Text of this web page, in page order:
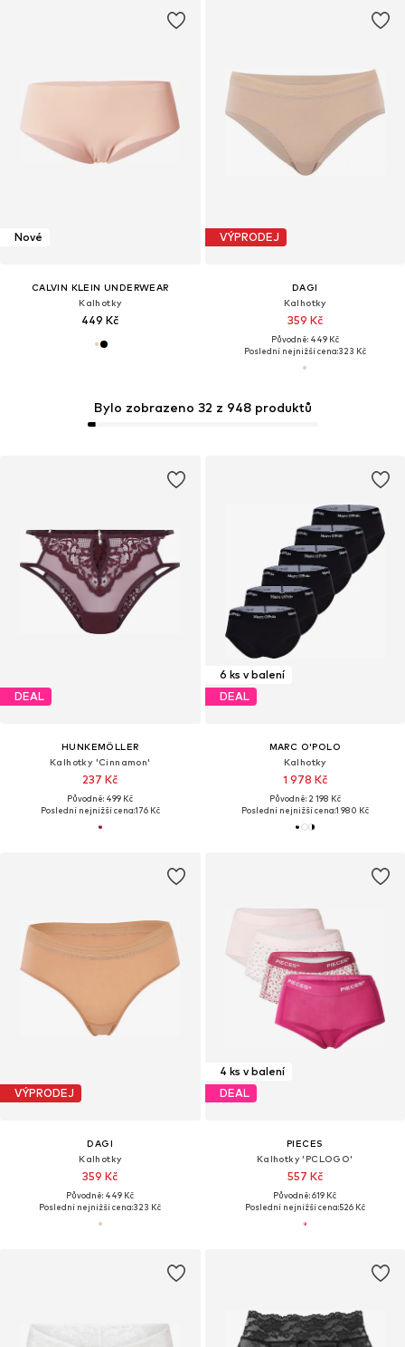
Nové
CALVIN KLEIN UNDERWEAR
Kalhotky
449 Kč
VÝPRODEJ
DAGI
Kalhotky
359 Kč
Původně: 449 Kč
Poslední nejnižší cena:323 Kč
Bylo zobrazeno 32 z 948 produktů
DEAL
HUNKEMÖLLER
Kalhotky 'Cinnamon'
237 Kč
Původně: 499 Kč
Poslední nejnižší cena:176 Kč
6 ks v balení
DEAL
MARC O'POLO
Kalhotky
1 978 Kč
Původně: 2 198 Kč
Poslední nejnižší cena:1 980 Kč
VÝPRODEJ
DAGI
Kalhotky
359 Kč
Původně: 449 Kč
Poslední nejnižší cena:323 Kč
4 ks v balení
DEAL
PIECES
Kalhotky 'PCLOGO'
557 Kč
Původně: 619 Kč
Poslední nejnižší cena:526 Kč